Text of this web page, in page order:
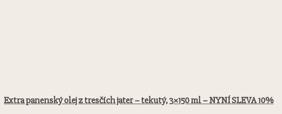
Extra panenský olej z tresčích jater – tekutý, 3×150 ml – NYNÍ SLEVA 10%